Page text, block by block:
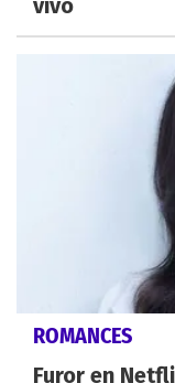
vivo
ROMANCES
Furor en